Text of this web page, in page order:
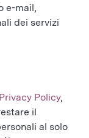
e-mail,
dei servizi
Privacy Policy,
il
al solo